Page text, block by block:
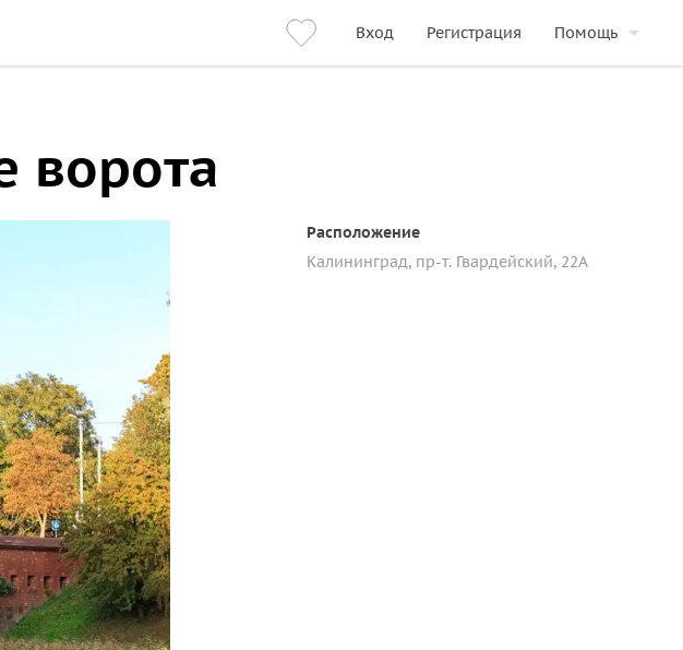
Вход Регистрация Помощь
ворота
Расположение
Калининград, пр-т. Гвардейский, 22А